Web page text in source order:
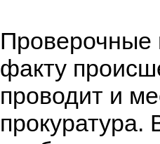
Проверочные
факту
проводит и
прокуратура.